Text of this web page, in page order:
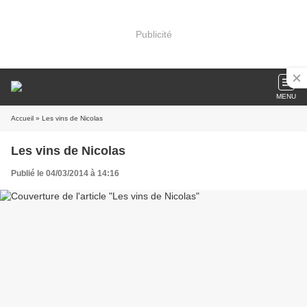
Publicité
MENU
Accueil » Les vins de Nicolas
Les vins de Nicolas
Publié le 04/03/2014 à 14:16